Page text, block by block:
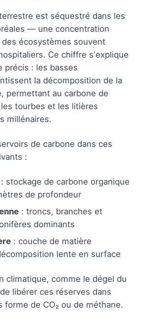
est séquestré dans les
— une concentration
écosystèmes souvent
Ce chiffre s'explique
précis : les basses
la décomposition de la
permettant au carbone de
tourbes et les litières
millénaires.
de carbone dans ces
:
: stockage de carbone organique
de profondeur
: troncs, branches et
dominants
: couche de matière
lente en surface
climatique, comme le dégel du
libérer ces réserves dans
forme de CO₂ ou de méthane.